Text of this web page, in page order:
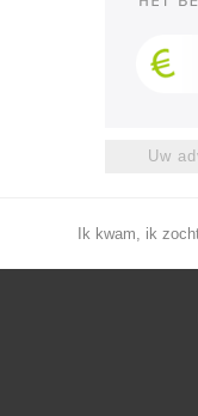
Uw
Ik kwam, ik